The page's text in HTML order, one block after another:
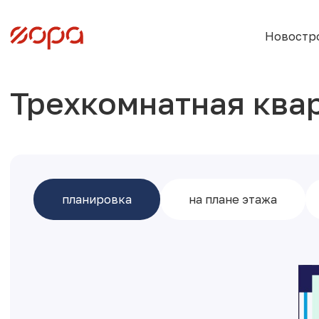
Трехкомнатная
планировка на плане этажа